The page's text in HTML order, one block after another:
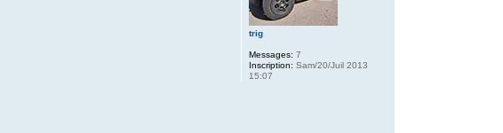
trig
Messages: 7
Inscription: Sam/20/Juil 2013
15:07